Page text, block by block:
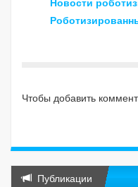
Чтобы добавить
Публикации